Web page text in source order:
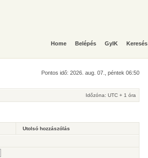
Home Belépés GyIK Keresés
Pontos idő: 2026. aug. 07., péntek 06:50
Időzóna: UTC + 1 óra
Utolsó hozzászólás